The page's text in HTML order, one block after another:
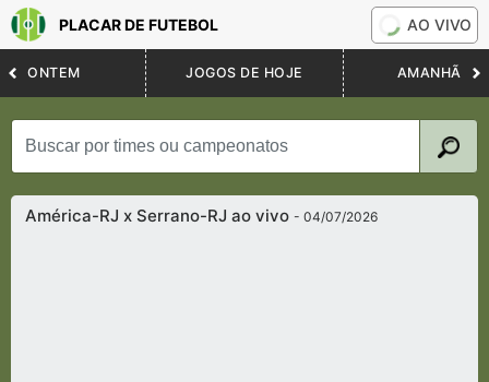
PLACAR DE FUTEBOL AO VIVO
ONTEM JOGOS DE HOJE AMANHÃ
América-RJ x Serrano-RJ ao vivo- 04/07/2026